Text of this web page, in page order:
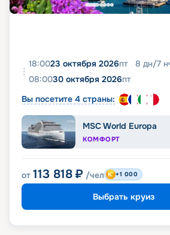
18:0023 октября 2026пт 8 дн/7
08:0030 октября 2026пт
Вы посетите 4 страны:
MSC World Europa
КОМФОРТ
от 113 818 ₽ /чел +1 000
Выбрать круиз